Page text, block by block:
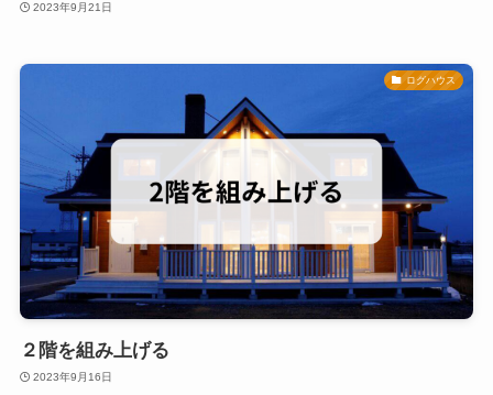
2023年9月21日
ログハウス
２階を組み上げる
2023年9月16日